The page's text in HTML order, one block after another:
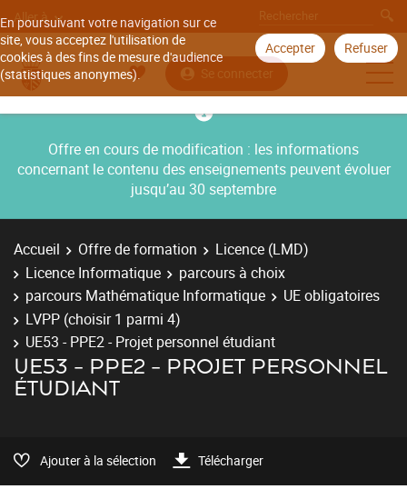
En poursuivant votre navigation sur ce
site, vous acceptez l'utilisation de
cookies à des fins de mesure d'audience
(statistiques anonymes).
Accepter Refuser
Aller à
Se connecter
Offre en cours de modification : les informations
concernant le contenu des enseignements peuvent évoluer
jusqu’au 30 septembre
Accueil Offre de formation
Licence (LMD)
Licence Informatique
parcours à choix
parcours Mathématique Informatique
UE obligatoires
LVPP (choisir 1 parmi 4)
UE53 - PPE2 - Projet personnel étudiant
UE53 - PPE2 - PROJET PERSONNEL
ÉTUDIANT
Ajouter à la sélection Télécharger